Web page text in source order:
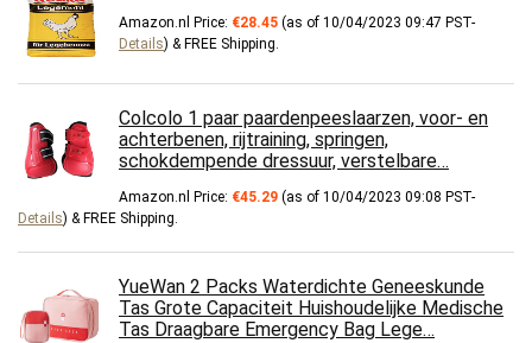
Amazon.nl Price: €28.45 (as of 10/04/2023 09:47 PST-
Details) & FREE Shipping.
Colcolo 1 paar paardenpeeslaarzen, voor- en
achterbenen, rijtraining, springen,
schokdempende dressuur, verstelbare…
Amazon.nl Price: €45.29 (as of 10/04/2023 09:08 PST-
Details) & FREE Shipping.
YueWan 2 Packs Waterdichte Geneeskunde
Tas Grote Capaciteit Huishoudelijke Medische
Tas Draagbare Emergency Bag Lege…